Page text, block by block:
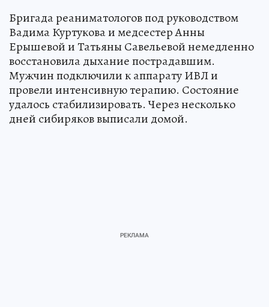
Бригада реаниматологов под руководством
Вадима Куртукова и медсестер Анны
Ерышевой и Татьяны Савельевой немедленно
восстановила дыхание пострадавшим.
Мужчин подключили к аппарату ИВЛ и
провели интенсивную терапию. Состояние
удалось стабилизировать. Через несколько
дней сибиряков выписали домой.